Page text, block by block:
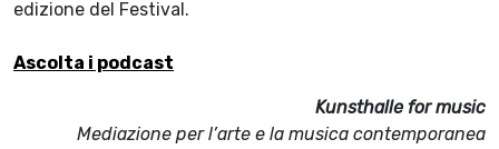
edizione del Festival.
Ascolta i podcast
Kunsthalle for music
Mediazione per l’arte e la musica contemporanea